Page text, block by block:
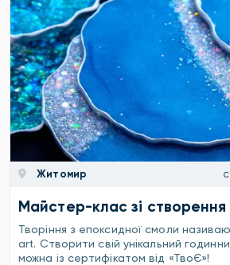
Житомир
Майстер-клас зі створення
Творіння з епоксидної смоли
art. Створити свій унікальний
можна із сертифікатом від «ТвоЄ»!